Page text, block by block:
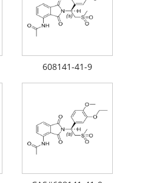
608141-41-9